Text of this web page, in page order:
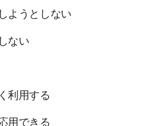
ようとしない
ない
利用する
用できる